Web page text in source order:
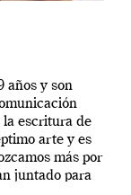
años y son
la escritura de
arte y es
más por
juntado para